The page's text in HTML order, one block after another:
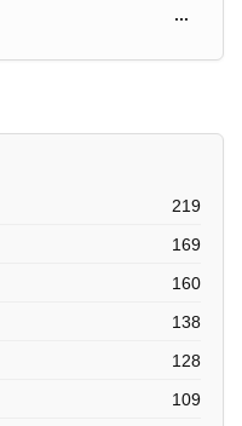
...
219
169
160
138
128
109